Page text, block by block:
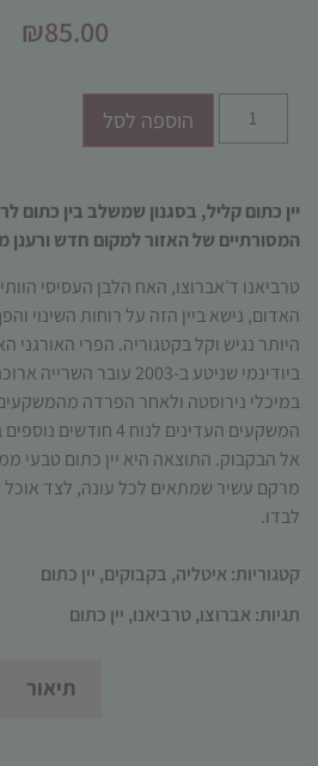
₪85.00
הוספה לסל
יין כתום קליל, בסגנון שמשלב בין כתום
המסורתיים של האזור למקום חדש ורענן
טרביאנו ד׳אברוצו, האח הלבן העסיסי
האדום, נישא ביין הזה על רוחות השינוי
היותר נגיש וקל בקטגוריה. הפרי האורגני
במיכלי נירוסטה ולאחר הפרדה
המשקעים העדינים לנוח
אל הבקבוק. התוצאה היא יין כתום טבעי
מרקם עשיר שמתאים לכל עונה, לצד
לבדו.
קטגוריות:איטליה, בקבוקים, יין כתום
תגיות:אברוצו,טרביאנו, יין כתום
תיאור